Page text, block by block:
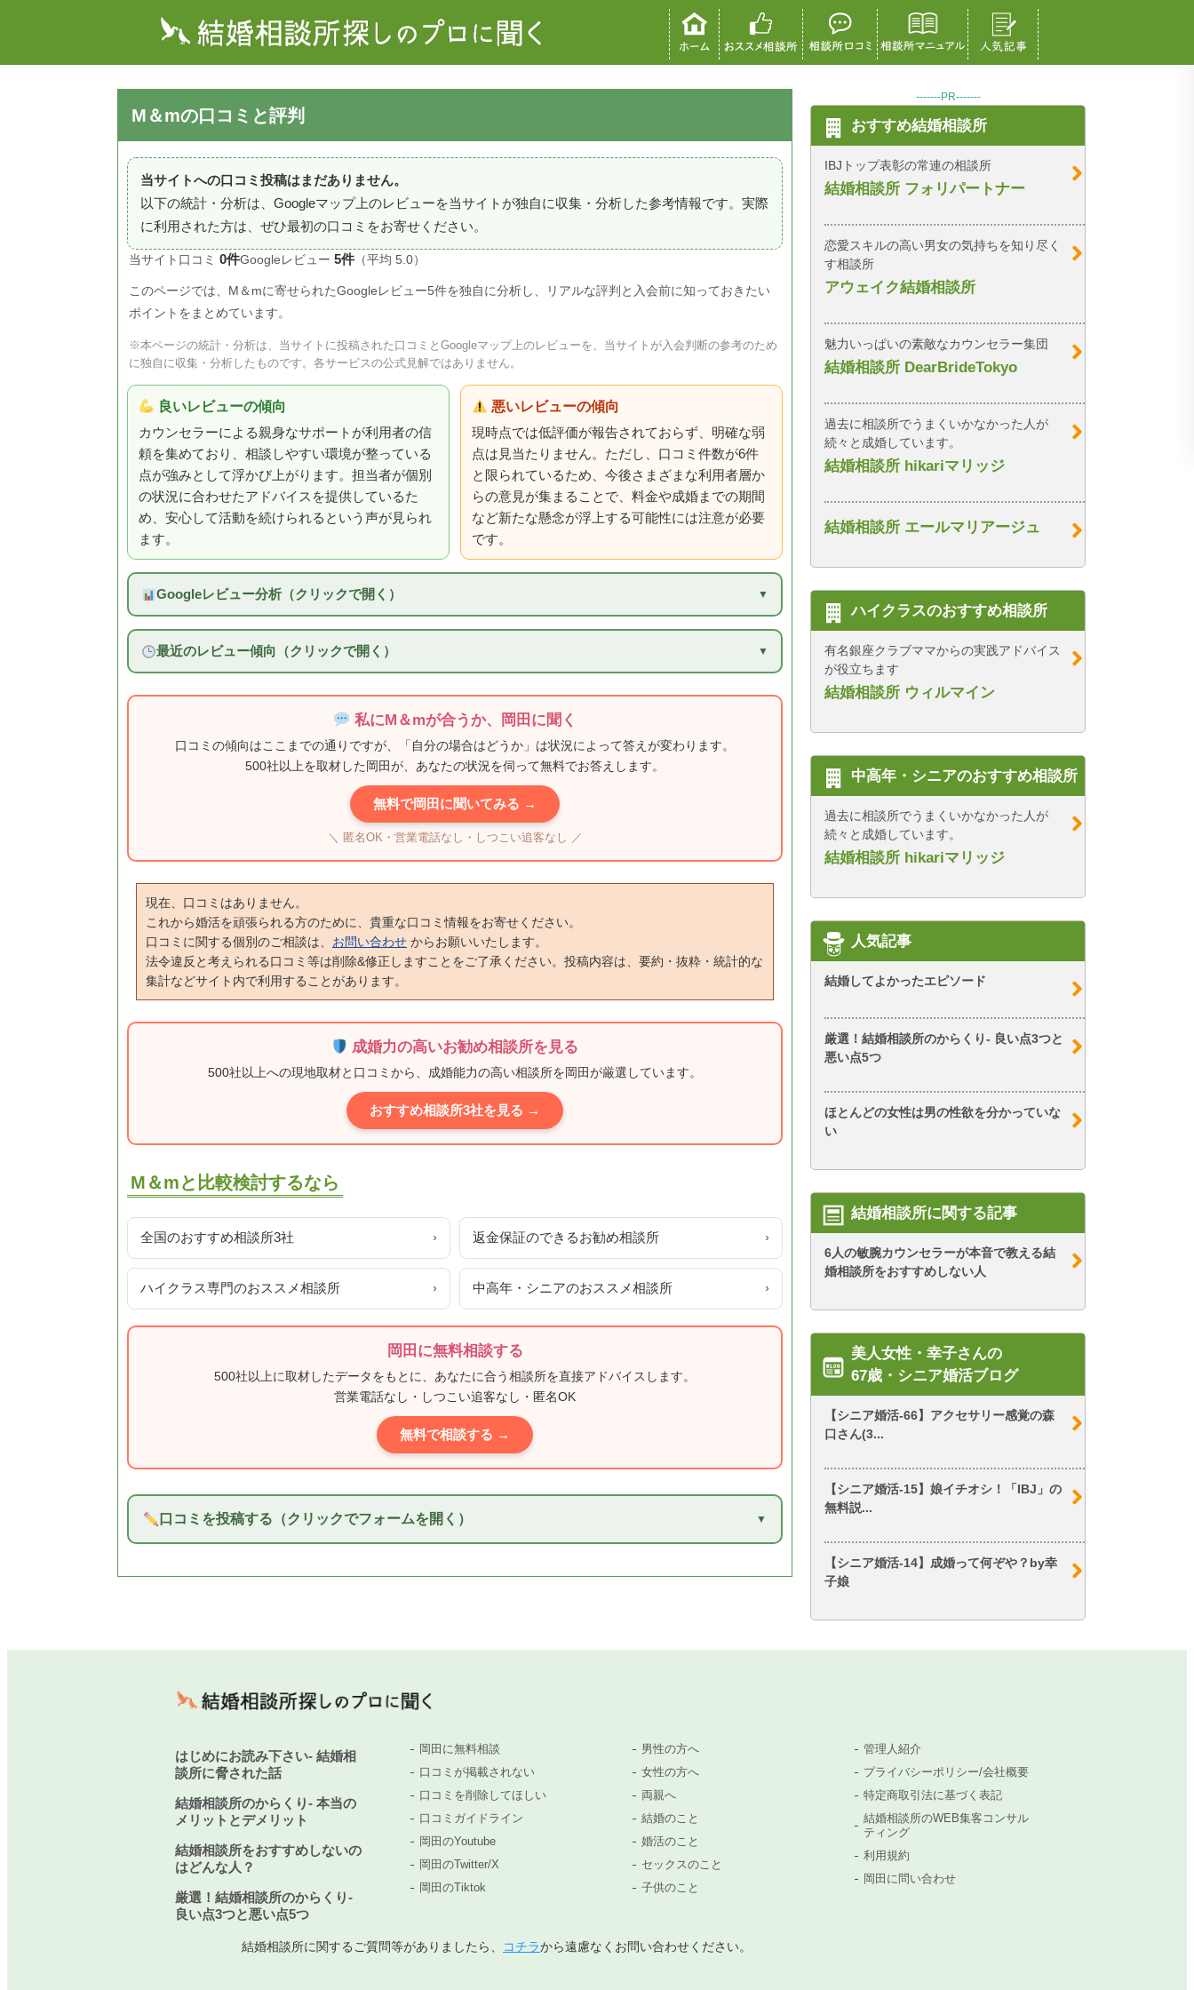
M＆mの口コミと評判
当サイトへの口コミ投稿はまだありません。
以下の統計・分析は、Googleマップ上のレビューを当サイトが独自に収集・分析した参考情報です。実際
に利用された方は、ぜひ最初の口コミをお寄せください。
当サイト口コミ 0件Googleレビュー 5件 （平均 5.0）
このページでは、M＆mに寄せられたGoogleレビュー5件を独自に分析し、リアルな評判と入会前に知っておきたい
ポイントをまとめています。
※本ページの統計・分析は、当サイトに投稿された口コミとGoogleマップ上のレビューを、当サイトが入会判断の参考のため
に独自に収集・分析したものです。各サービスの公式見解ではありません。
良いレビューの傾向
カウンセラーによる親身なサポートが利用者の信
頼を集めており、相談しやすい環境が整っている
点が強みとして浮かび上がります。担当者が個別
の状況に合わせたアドバイスを提供しているた
め、安心して活動を続けられるという声が見られ
ます。
悪いレビューの傾向
現時点では低評価が報告されておらず、明確な弱
点は見当たりません。ただし、口コミ件数が6件
と限られているため、今後さまざまな利用者層か
らの意見が集まることで、料金や成婚までの期間
など新たな懸念が浮上する可能性には注意が必要
です。
Googleレビュー分析（クリックで開く）
最近のレビュー傾向（クリックで開く）
私にM＆mが合うか、岡田に聞く
口コミの傾向はここまでの通りですが、「自分の場合はどうか」は状況によって答えが変わります。
500社以上を取材した岡田が、あなたの状況を伺って無料でお答えします。
無料で岡田に聞いてみる →
＼ 匿名OK・営業電話なし・しつこい追客なし ／
現在、口コミはありません。
これから婚活を頑張られる方のために、貴重な口コミ情報をお寄せください。
口コミに関する個別のご相談は、 お問い合わせ からお願いいたします。
法令違反と考えられる口コミ等は削除&修正しますことをご了承ください。投稿内容は、要約・抜粋・統計的な
集計などサイト内で利用することがあります。
成婚力の高いお勧め相談所を見る
500社以上への現地取材と口コミから、成婚能力の高い相談所を岡田が厳選しています。
おすすめ相談所3社を見る →
M＆mと比較検討するなら
全国のおすすめ相談所3社 › 返金保証のできるお勧め相談所 ›
ハイクラス専門のおススメ相談所 › 中高年・シニアのおススメ相談所 ›
岡田に無料相談する
500社以上に取材したデータをもとに、あなたに合う相談所を直接アドバイスします。
営業電話なし・しつこい追客なし・匿名OK
無料で相談する →
口コミを投稿する（クリックでフォームを開く）
-------PR-------
おすすめ結婚相談所
IBJトップ表彰の常連の相談所
結婚相談所 フォリパートナー
恋愛スキルの高い男女の気持ちを知り尽く
す相談所
アウェイク結婚相談所
魅力いっぱいの素敵なカウンセラー集団
結婚相談所 DearBrideTokyo
過去に相談所でうまくいかなかった人が
続々と成婚しています。
結婚相談所 hikariマリッジ
結婚相談所 エールマリアージュ
ハイクラスのおすすめ相談所
有名銀座クラブママからの実践アドバイス
が役立ちます
結婚相談所 ウィルマイン
中高年・シニアのおすすめ相談所
過去に相談所でうまくいかなかった人が
続々と成婚しています。
結婚相談所 hikariマリッジ
人気記事
結婚してよかったエピソード
厳選！結婚相談所のからくり- 良い点3つと
悪い点5つ
ほとんどの女性は男の性欲を分かっていな
い
結婚相談所に関する記事
6人の敏腕カウンセラーが本音で教える結
婚相談所をおすすめしない人
美人女性・幸子さんの
67歳・シニア婚活ブログ
【シニア婚活-66】アクセサリー感覚の森
口さん(3...
【シニア婚活-15】娘イチオシ！「IBJ」の
無料説...
【シニア婚活-14】成婚って何ぞや？by幸
子娘
はじめにお読み下さい- 結婚相
談所に脅された話
結婚相談所のからくり- 本当の
メリットとデメリット
結婚相談所をおすすめしないの
はどんな人？
厳選！結婚相談所のからくり-
良い点3つと悪い点5つ
岡田に無料相談
口コミが掲載されない
口コミを削除してほしい
口コミガイドライン
岡田のYoutube
岡田のTwitter/X
岡田のTiktok
男性の方へ
女性の方へ
両親へ
結婚のこと
婚活のこと
セックスのこと
子供のこと
管理人紹介
プライバシーポリシー/会社概要
特定商取引法に基づく表記
結婚相談所のWEB集客コンサル
ティング
利用規約
岡田に問い合わせ
結婚相談所に関するご質問等がありましたら、 コチラから遠慮なくお問い合わせください。